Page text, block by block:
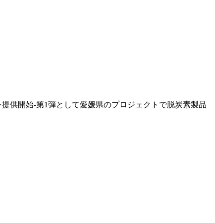
供開始-第1弾として愛媛県のプロジェクトで脱炭素製品